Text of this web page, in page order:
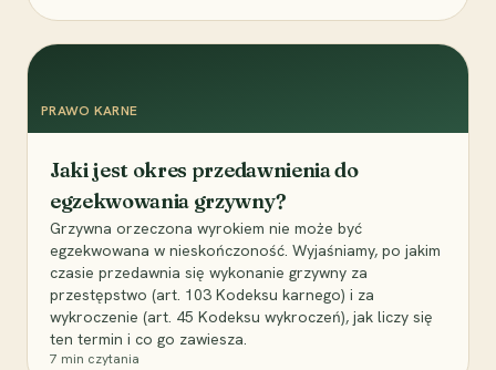
PRAWO KARNE
Jaki jest okres przedawnienia do
egzekwowania grzywny?
Grzywna orzeczona wyrokiem nie może być
egzekwowana w nieskończoność. Wyjaśniamy, po jakim
czasie przedawnia się wykonanie grzywny za
przestępstwo (art. 103 Kodeksu karnego) i za
wykroczenie (art. 45 Kodeksu wykroczeń), jak liczy się
ten termin i co go zawiesza.
7 min czytania